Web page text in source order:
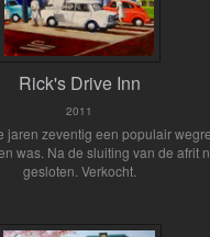
Rick's Drive Inn
2011
jaren zeventig een populair
was. Na de sluiting van de afrit
gesloten. Verkocht.